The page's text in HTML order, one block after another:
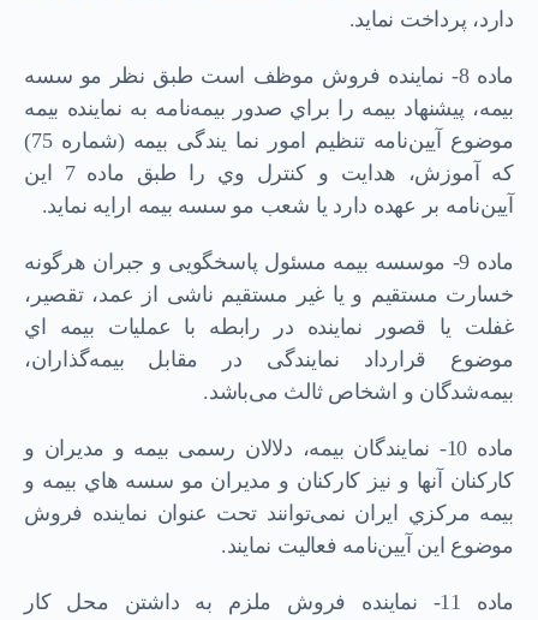
دارد، ﭘﺮداﺧﺖ ﻧﻤﺎﯾﺪ.
ﻣﺎده 8- ﻧﻤﺎﯾﻨﺪه ﻓﺮوش ﻣﻮﻇﻒ اﺳﺖ ﻃﺒﻖ ﻧﻈﺮ ﻣﻮ ﺳﺴﻪ
ﺑﯿﻤﻪ، ﭘﯿﺸﻨﻬﺎد ﺑﯿﻤﻪ را ﺑﺮاي ﺻﺪور ﺑﯿﻤﻪﻧﺎمه ﺑﻪ ﻧﻤﺎﯾﻨﺪه ﺑﯿﻤﻪ
ﻣﻮﺿﻮع آﯾﯿﻦﻧﺎﻣﻪ ﺗﻨﻈﯿﻢ اﻣﻮر ﻧﻤﺎ ﯾﻨﺪﮔﯽ ﺑﯿﻤﻪ (ﺷﻤﺎره 75)
ﮐﻪ آﻣﻮزش، ﻫﺪاﯾﺖ و ﮐﻨﺘﺮل وي را ﻃﺒﻖ ﻣﺎده 7 اﯾﻦ
آﯾﯿﻦﻧﺎﻣﻪ ﺑﺮ ﻋﻬﺪه دارد ﯾﺎ ﺷﻌﺐ ﻣﻮ ﺳﺴﻪ ﺑﯿﻤﻪ اراﯾﻪ ﻧﻤﺎﯾﺪ.
ﻣﺎده 9- ﻣﻮﺳﺴﻪ ﺑﯿﻤﻪ ﻣﺴﺌﻮل ﭘﺎﺳﺨﮕﻮﯾﯽ و ﺟﺒﺮان ﻫﺮﮔﻮﻧﻪ
ﺧﺴﺎرت ﻣﺴﺘﻘﯿﻢ و ﯾﺎ ﻏﯿﺮ ﻣﺴﺘﻘﯿﻢ ﻧﺎﺷﯽ از ﻋﻤﺪ، ﺗﻘﺼﯿﺮ،
ﻏﻔﻠﺖ ﯾﺎ ﻗﺼﻮر ﻧﻤﺎﯾﻨﺪه در راﺑﻄﻪ ﺑﺎ ﻋﻤﻠﯿﺎت ﺑﯿﻤﻪ اي
ﻣﻮﺿﻮع ﻗﺮارداد ﻧﻤﺎﯾﻨﺪﮔﯽ در ﻣﻘﺎﺑﻞ ﺑﯿﻤﻪﮔﺬاران،
ﺑﯿﻤﻪﺷﺪﮔﺎن و اﺷﺨﺎص ﺛﺎﻟﺚ ﻣﯽﺑﺎﺷﺪ.
ﻣﺎده 10- ﻧﻤﺎﯾﻨﺪﮔﺎن ﺑﯿﻤﻪ، دﻻﻻن رﺳﻤﯽ ﺑﯿﻤﻪ و ﻣﺪﯾﺮان و
ﮐﺎرﮐﻨﺎن آﻧﻬﺎ و ﻧﯿﺰ ﮐﺎرﮐﻨﺎن و ﻣﺪﯾﺮان ﻣﻮ ﺳﺴﻪ ﻫﺎي ﺑﯿﻤﻪ و
ﺑﯿﻤﻪ ﻣﺮﮐﺰي اﯾﺮان ﻧﻤﯽﺗﻮاﻧﻨﺪ ﺗﺤﺖ ﻋﻨﻮان ﻧﻤﺎﯾﻨﺪه ﻓﺮوش
ﻣﻮﺿﻮع اﯾﻦ آﯾﯿﻦﻧﺎﻣﻪ ﻓﻌﺎﻟﯿﺖ ﻧﻤﺎﯾﻨﺪ.
ﻣﺎده 11- ﻧﻤﺎﯾﻨﺪه ﻓﺮوش ﻣﻠﺰم ﺑﻪ داﺷﺘﻦ ﻣﺤﻞ ﮐﺎر